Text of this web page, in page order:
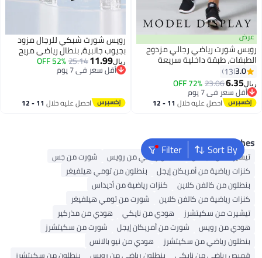
شورت رياضي رجالي مزدوج
طبقة داخلية سريعة
وجيدة التهوية، خفيف الوزن،
خصر مطاطي قابل للتمدد في
اتجاهات مع جيب، مثالي
في الصالة الرياضية، والجري
الصيف، والارتداء اليومي
3.0
13
6.35
23.06
72% OFF
أقل سعر في 7 يوم
أقل سعر في 7 يوماحصل عليه خلال 11 - 12
رويس شورت شبكي للرجال مزود
بجيوب جانبية، بنطال رياضي مريح
بقصة مستقيمة للرجال، شورت
سادة مزود برباط قابل للتعديل وحزام
ريال11.99
25.14
52% OFF
أقل سعر في 7 يوم
أقل سعر في 7 يوم
احصل عليه خلال 11 - 12
Sort By
Filter Popular
تيشيرت من أديداس قميص رياضي من رويس
شورت من جس
كنزات رياضية من أمريكان إيجل
بنطلون من تومي هيلفيغر
بنطلون من كالفن كلاين
كنزات رياضية من أديداس
كنزات رياضية من كالفن كلاين
شورت من تومي هيلفيغر
تيشيرت من سكيتشرز
هودي من نايكي
هودي من مذركير
هودي من رويس
شورت من أمريكان إيجل
شورت من سكيتشرز
بنطلون رياضي من سكيتشرز
هودي من نيو بالانس
قميص رياضي من نايكي
بنطلون رياضي من رويس
بنطلون من سكيتشرز